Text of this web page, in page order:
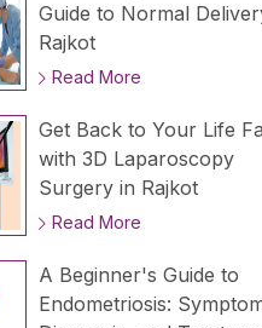
Guide to Normal
Rajkot
Read More
Get Back to Your Life
with 3D Laparoscopy
Surgery in Rajkot
Read More
A Beginner's Guide to
Endometriosis: